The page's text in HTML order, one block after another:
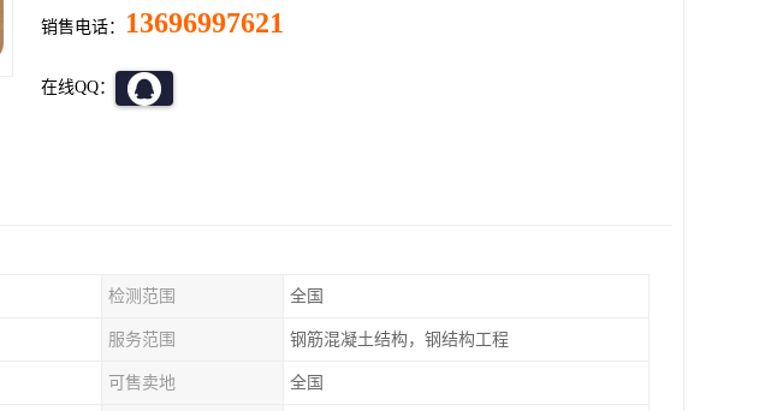
销售电话： 13696997621
在线QQ：
检测范围 全国
服务范围 钢筋混凝土结构，钢结构工程
可售卖地 全国